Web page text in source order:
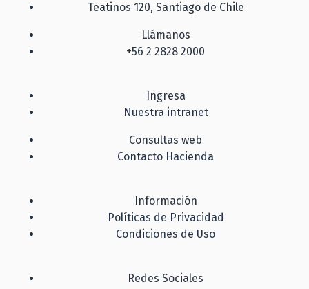
Teatinos 120, Santiago de Chile
Llámanos
+56 2 2828 2000
Ingresa
Nuestra intranet
Consultas web
Contacto Hacienda
Información
Políticas de Privacidad
Condiciones de Uso
Redes Sociales